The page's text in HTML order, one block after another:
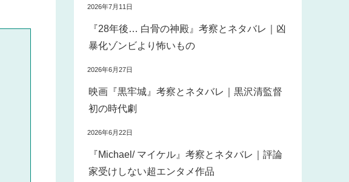
2026年7月11日
『28年後… 白骨の神殿』考察とネタバレ｜凶
暴化ゾンビより怖いもの
2026年6月27日
映画『黒牢城』考察とネタバレ｜黒沢清監督
初の時代劇
2026年6月22日
『Michael/ マイケル』考察とネタバレ｜評論
家受けしない超エンタメ作品